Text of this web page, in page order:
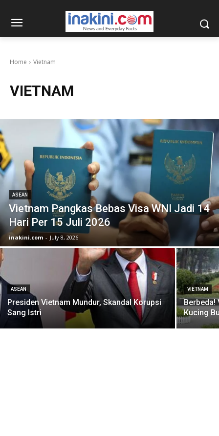
Home Vietnam
VIETNAM
ASEAN
Vietnam Pangkas Bebas Visa WNI Jadi 14
Hari Per 15 Juli 2026
inakini.com - July 8, 2026
ASEAN
Presiden Vietnam Mundur, Skandal Korupsi
Sang Istri
VIETNAM
Berbeda!
Kucing